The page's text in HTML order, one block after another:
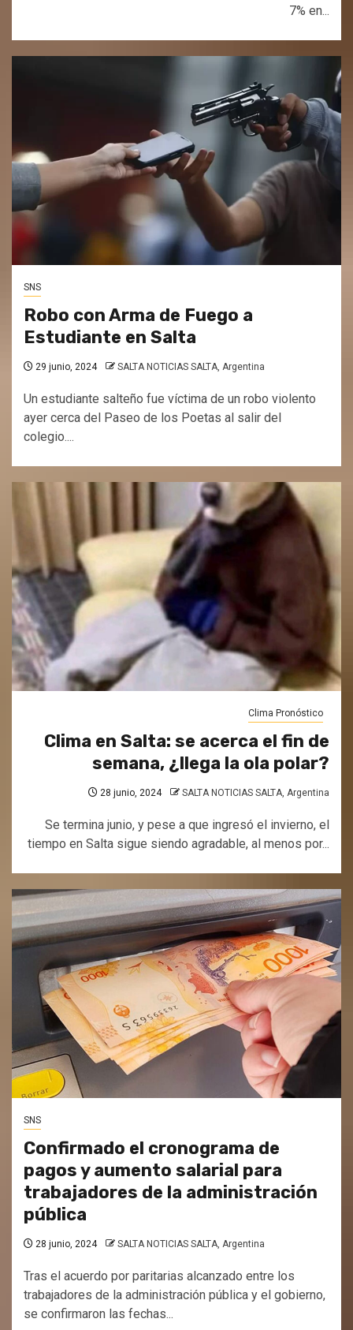
7% en...
SNS
Robo con Arma de Fuego a
Estudiante en Salta
29 junio, 2024 SALTA NOTICIAS SALTA, Argentina
Un estudiante salteño fue víctima de un robo violento
ayer cerca del Paseo de los Poetas al salir del
colegio....
Clima Pronóstico
Clima en Salta: se acerca el fin de
semana, ¿llega la ola polar?
28 junio, 2024 SALTA NOTICIAS SALTA, Argentina
Se termina junio, y pese a que ingresó el invierno, el
tiempo en Salta sigue siendo agradable, al menos por...
SNS
Confirmado el cronograma de
pagos y aumento salarial para
trabajadores de la administración
pública
28 junio, 2024 SALTA NOTICIAS SALTA, Argentina
Tras el acuerdo por paritarias alcanzado entre los
trabajadores de la administración pública y el gobierno,
se confirmaron las fechas...